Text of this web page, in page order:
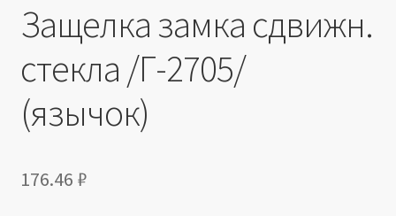
Защелка замка сдвижн.
стекла /Г-2705/
(язычок)
176.46 ₽